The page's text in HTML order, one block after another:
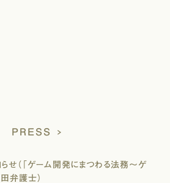
PRESS
（「ゲーム開発にまつわる法務～ゲ
弁護士）